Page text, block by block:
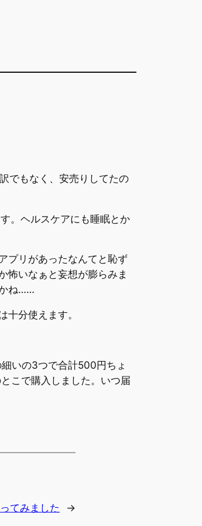
でもなく、安売りしてたの
。ヘルスケアにも睡眠とか
プリがあったなんてと恥ず
怖いなぁと妄想が膨らみま
かね……
分使えます。
いの3つで合計500円ちょ
こで購入しました。いつ届
てみました →